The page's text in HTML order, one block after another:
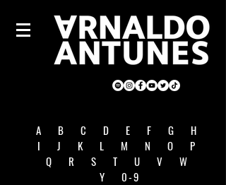
A B C D E F G
H
I
J K L M N O
P
Q
R S T U V
W
Y
0-9